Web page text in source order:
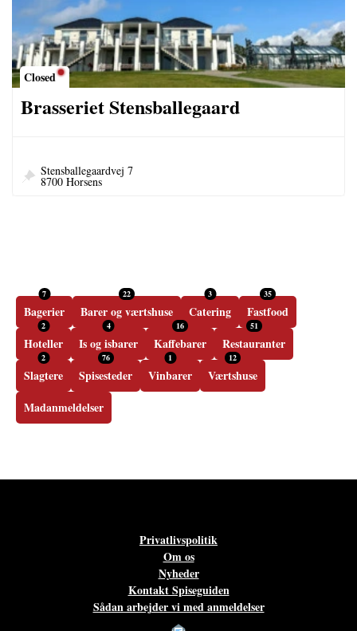
Closed
Brasseriet Stensballegaard
Stensballegaardvej 7
8700 Horsens
Bagerier
7
Barer og værtshuse
22
Catering
3
Fastfood
35
Hoteller
2
Is og isbarer
4
Kaffebarer
16
Restauranter
51
Slagtere
2
Spisesteder
76
Vinbarer
1
Værtshuse
12
Madanmeldelser
Privatlivspolitik
Om os
Nyheder
Kontakt Spiseguiden
Sådan arbejder vi med anmeldelser